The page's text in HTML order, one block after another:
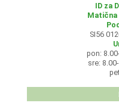
ID za
Matična
SI56
pon:
sre: